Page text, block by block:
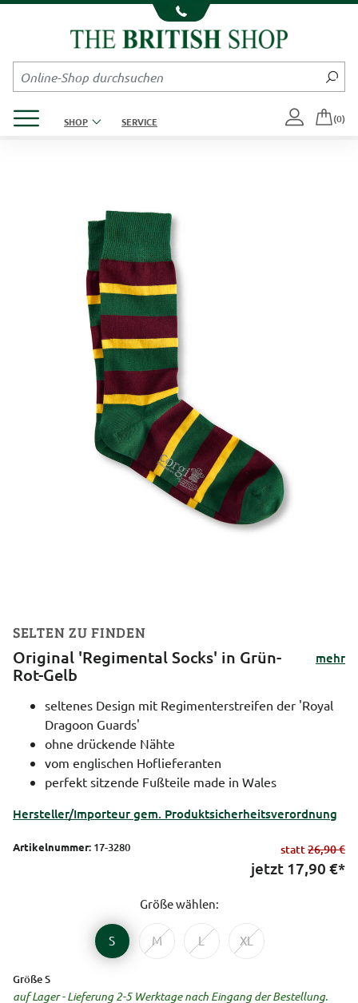
Kompletten Head der Seite überspringen
SHOP SERVICE (0)
SELTEN ZU FINDEN
Original 'Regimental Socks' in Grün-
Rot-Gelb
mehr
seltenes Design mit Regimenterstreifen der 'Royal
Dragoon Guards'
ohne drückende Nähte
vom englischen Hoflieferanten
perfekt sitzende Fußteile made in Wales
Hersteller/Importeur gem. Produktsicherheitsverordnung
Artikelnummer: 17-3280 statt26,90 €
jetzt 17,90 €*
Größe wählen:
S M L XL
Größe S
auf Lager - Lieferung 2-5 Werktage nach Eingang der Bestellung.